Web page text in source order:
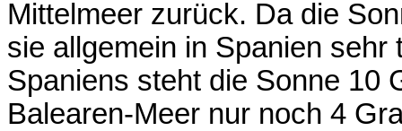
Mittelmeer zurück. Da die
sie allgemein in Spanien
Spaniens steht die Sonne 10
Balearen-Meer nur noch 4